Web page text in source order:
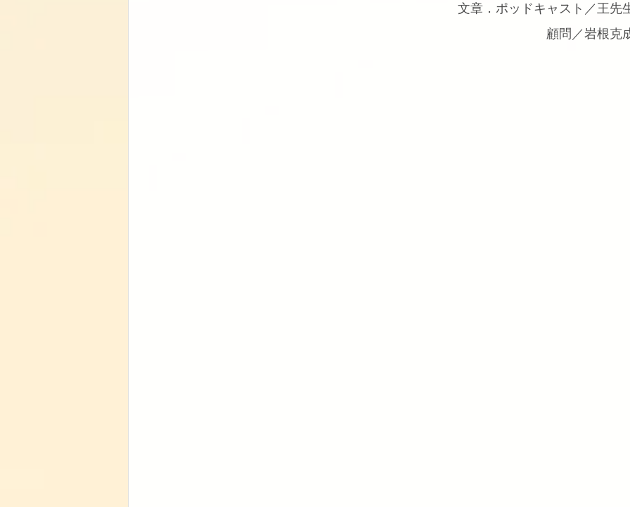
文章．ポッドキャスト／王先
顧問／岩根克